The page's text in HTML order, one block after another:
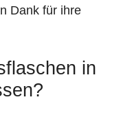
Dank für ihre
in